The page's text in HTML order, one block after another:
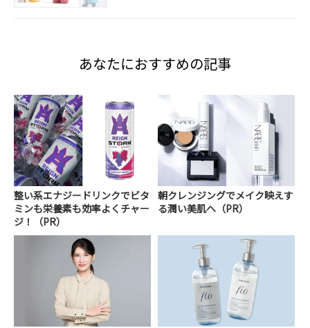
あなたにおすすめの記事
整い系エナジードリンクでビタ
ミンも栄養素も効率よくチャー
ジ！（PR）
朝クレンジングでメイク映えす
る潤い美肌へ（PR）